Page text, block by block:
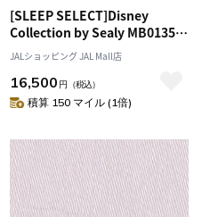
[SLEEP SELECT]Disney
Collection by Sealy MB0135
Box Sheets（ボックスシー
ツ）〔ダブル〕 ブルーグレー
JALショッピング JAL Mall店
16,500 円 （税込）
積算 150 マイル (1倍)